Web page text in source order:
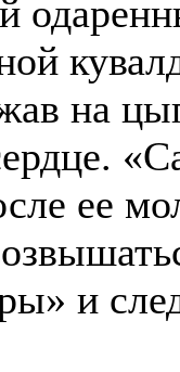
на
ее
и